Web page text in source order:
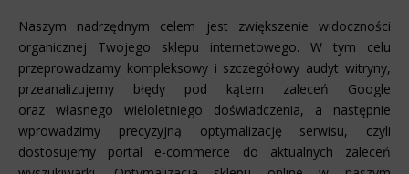
Naszym nadrzędnym celem jest zwiększenie widoczności
organicznej Twojego sklepu internetowego. W tym celu
przeprowadzamy kompleksowy i szczegółowy audyt witryny,
przeanalizujemy błędy pod kątem zaleceń Google
oraz własnego wieloletniego doświadczenia, a następnie
wprowadzimy precyzyjną optymalizację serwisu, czyli
dostosujemy portal e-commerce do aktualnych zaleceń